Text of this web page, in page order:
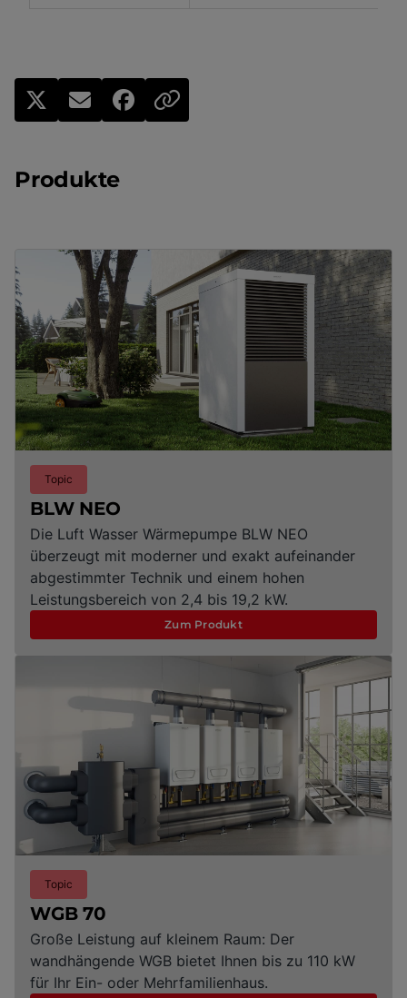
Produkte
Topic
BLW NEO
Die Luft Wasser Wärmepumpe BLW NEO
überzeugt mit moderner und exakt aufeinander
abgestimmter Technik und einem hohen
Leistungsbereich von 2,4 bis 19,2 kW.
Zum Produkt
Topic
WGB 70
Große Leistung auf kleinem Raum: Der
wandhängende WGB bietet Ihnen bis zu 110 kW
für Ihr Ein- oder Mehrfamilienhaus.